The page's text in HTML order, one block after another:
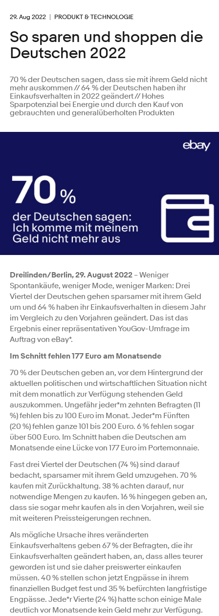
29. Aug 2022 PRODUKT & TECHNOLOGIE
So sparen und shoppen die
Deutschen 2022
70 % der Deutschen sagen, dass sie mit ihrem Geld nicht
mehr auskommen // 64 % der Deutschen haben ihr
Einkaufsverhalten in 2022 geändert // Hohes
Sparpotenzial bei Energie und durch den Kauf von
gebrauchten und generalüberholten Produkten
Dreilinden/Berlin, 29. August 2022 – Weniger
Spontankäufe, weniger Mode, weniger Marken: Drei
Viertel der Deutschen gehen sparsamer mit ihrem Geld
um und 64 % haben ihr Einkaufsverhalten in diesem Jahr
im Vergleich zu den Vorjahren geändert. Das ist das
Ergebnis einer repräsentativen YouGov-Umfrage im
Auftrag von eBay*.
Im Schnitt fehlen 177 Euro am Monatsende
70 % der Deutschen geben an, vor dem Hintergrund der
aktuellen politischen und wirtschaftlichen Situation nicht
mit dem monatlich zur Verfügung stehenden Geld
auszukommen. Ungefähr jeder*m zehnten Befragten (11
%) fehlen bis zu 100 Euro im Monat. Jeder*m Fünften
(20 %) fehlen ganze 101 bis 200 Euro. 6 % fehlen sogar
über 500 Euro. Im Schnitt haben die Deutschen am
Monatsende eine Lücke von 177 Euro im Portemonnaie.
Fast drei Viertel der Deutschen (74 %) sind darauf
bedacht, sparsamer mit ihrem Geld umzugehen. 70 %
kaufen mit Zurückhaltung. 38 % achten darauf, nur
notwendige Mengen zu kaufen. 16 % hingegen geben an,
dass sie sogar mehr kaufen als in den Vorjahren, weil sie
mit weiteren Preissteigerungen rechnen.
Als mögliche Ursache ihres veränderten
Einkaufsverhaltens geben 67 % der Befragten, die ihr
Einkaufsverhalten geändert haben, an, dass alles teurer
geworden ist und sie daher preiswerter einkaufen
müssen. 40 % stellen schon jetzt Engpässe in ihrem
finanziellen Budget fest und 35 % befürchten langfristige
Engpässe. Jede*r Vierte (24 %) hatte schon einige Male
deutlich vor Monatsende kein Geld mehr zur Verfügung.